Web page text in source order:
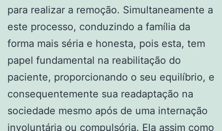
para realizar a remoção. Simultaneamente a
este processo, conduzindo a família da
forma mais séria e honesta, pois esta, tem
papel fundamental na reabilitação do
paciente, proporcionando o seu equilíbrio, e
consequentemente sua readaptação na
sociedade mesmo após de uma internação
involuntária ou compulsória. Ela assim como